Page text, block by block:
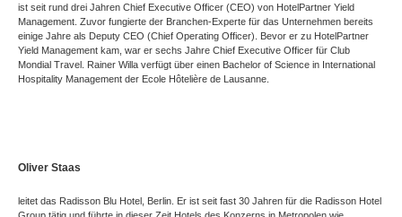
ist seit rund drei Jahren Chief Executive Officer (CEO) von HotelPartner Yield
Management. Zuvor fungierte der Branchen-Experte für das Unternehmen bereits
einige Jahre als Deputy CEO (Chief Operating Officer). Bevor er zu HotelPartner
Yield Management kam, war er sechs Jahre Chief Executive Officer für Club
Mondial Travel. Rainer Willa verfügt über einen Bachelor of Science in International
Hospitality Management der Ecole Hôtelière de Lausanne.
Oliver Staas
leitet das Radisson Blu Hotel, Berlin. Er ist seit fast 30 Jahren für die Radisson Hotel